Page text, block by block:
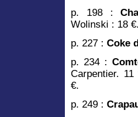
p. 198 :
Wolinski : 18 €.
p. 227 : Coke
p. 234 :
Carpentier.
€.
p. 249 :